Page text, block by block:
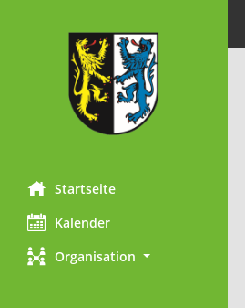
Startseite
Kalender
Organisation